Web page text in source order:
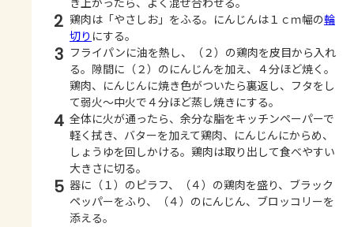
2 鶏肉は「やさしお」をふる。にんじんは１ｃｍ幅の輪
切り にする。
3 フライパンに油を熱し、（２）の鶏肉を皮目から入れ
る。隙間に（２）のにんじんを加え、４分ほど焼く。
鶏肉、にんじんに焼き色がついたら裏返し、フタをし
て弱火～中火で４分ほど蒸し焼きにする。
4 全体に火が通ったら、余分な脂をキッチンペーパーで
軽く拭き、バターを加えて鶏肉、にんじんにからめ、
しょうゆを回しかける。鶏肉は取り出して食べやすい
大きさに切る。
5 器に（１）のピラフ、（４）の鶏肉を盛り、ブラック
ペッパーをふり、（４）のにんじん、ブロッコリーを
添える。